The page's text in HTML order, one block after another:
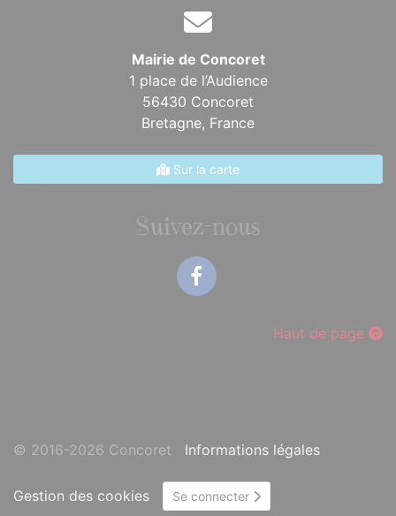
Mairie de Concoret
1 place de l’Audience
56430 Concoret
Bretagne, France
Sur la carte
Suivez-nous
Haut de page
© 2016-2026 Concoret Informations légales
Gestion des cookies Se connecter